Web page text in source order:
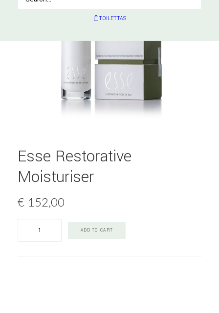
TOILETTAS
Esse Restorative
Moisturiser
€ 152,00
ADD TO CART